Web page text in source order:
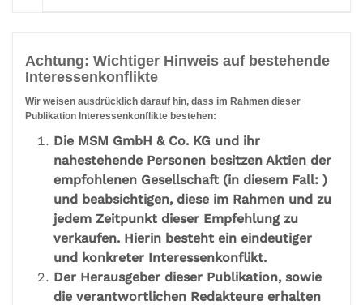
Achtung: Wichtiger Hinweis auf bestehende
Interessenkonflikte
Wir weisen ausdrücklich darauf hin, dass im Rahmen dieser
Publikation Interessenkonflikte bestehen:
Die MSM GmbH & Co. KG und ihr
nahestehende Personen besitzen Aktien der
empfohlenen Gesellschaft (in diesem Fall: )
und beabsichtigen, diese im Rahmen und zu
jedem Zeitpunkt dieser Empfehlung zu
verkaufen. Hierin besteht ein eindeutiger
und konkreter Interessenkonflikt.
Der Herausgeber dieser Publikation, sowie
die verantwortlichen Redakteure erhalten